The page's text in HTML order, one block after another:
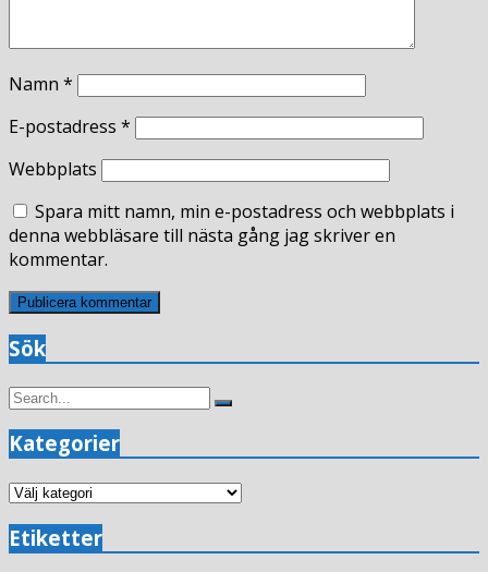
Namn *
E-postadress *
Webbplats
Spara mitt namn, min e-postadress och webbplats i
denna webbläsare till nästa gång jag skriver en
kommentar.
Sök
Search
Search
Kategorier
Kategorier
Etiketter